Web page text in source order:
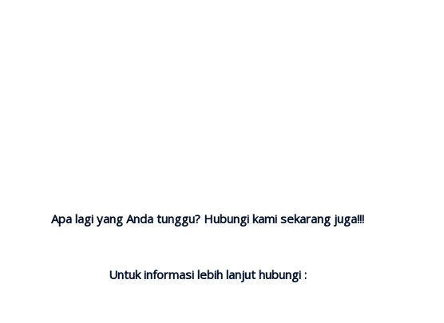
Apa lagi yang Anda tunggu? Hubungi kami sekarang juga!!!
Untuk informasi lebih lanjut hubungi :